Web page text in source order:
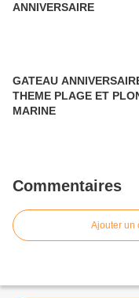
ANNIVERSAIRE
GATEAU
THEME PLAGE ET
MARINE
Commentaires
Ajouter un